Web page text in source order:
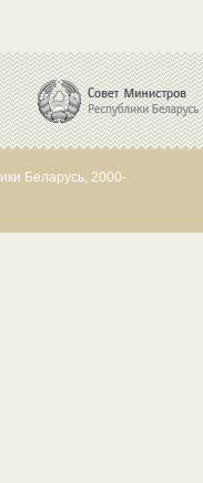
Беларусь, 2000-